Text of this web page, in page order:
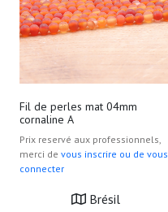
Fil de perles mat 04mm
cornaline A
Prix reservé aux professionnels,
merci de vous inscrire ou de vous
connecter
Brésil